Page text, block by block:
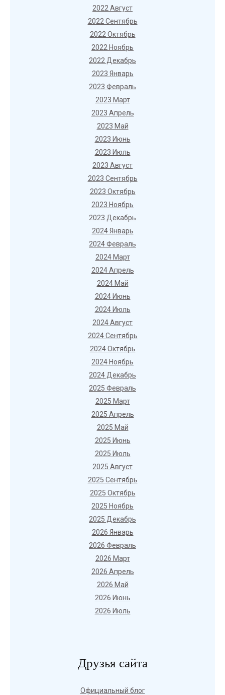
2022 Август
2022 Сентябрь
2022 Октябрь
2022 Ноябрь
2022 Декабрь
2023 Январь
2023 Февраль
2023 Март
2023 Апрель
2023 Май
2023 Июнь
2023 Июль
2023 Август
2023 Сентябрь
2023 Октябрь
2023 Ноябрь
2023 Декабрь
2024 Январь
2024 Февраль
2024 Март
2024 Апрель
2024 Май
2024 Июнь
2024 Июль
2024 Август
2024 Сентябрь
2024 Октябрь
2024 Ноябрь
2024 Декабрь
2025 Февраль
2025 Март
2025 Апрель
2025 Май
2025 Июнь
2025 Июль
2025 Август
2025 Сентябрь
2025 Октябрь
2025 Ноябрь
2025 Декабрь
2026 Январь
2026 Февраль
2026 Март
2026 Апрель
2026 Май
2026 Июнь
2026 Июль
Друзья сайта
Официальный блог